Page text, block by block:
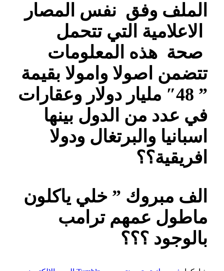
الملف وفق نفس المصار
الاعلامية التي تتحمل
صحة هذه المعلومات
تتضمن اصولا وامولا بقيمة
” 48″ مليار دولار وعقارات
في عدد من الدول بينها
اسبانيا والبرتغال ودولا
افريقية؟؟
الف مبروك ” خلي ياكلون
ماطول عمهم ترامب
بالوجود ؟؟؟